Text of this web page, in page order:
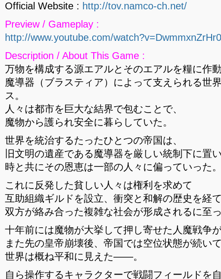
Official Website : http://tov.namco-ch.net/
Preview / Gameplay :
http://www.youtube.com/watch?v=DwmmxnZrHr0
Description / About This Game :
万物を構成する源エアルとそのエアルを糧に作
魔導器（ブラスティア）によって支えられる世
ス。
人々は都市を巨大な結界で包むことで、
魔物から護られ安全に暮らしていた。
世界を統治するたったひとつの帝国は、
旧文明の遺産である魔導器を厳しい統制下に置
時と共にその恩恵は一部の人々に偏っていった
これに反発した貧しい人々は権利を求めて
互助組織ギルドを設立、衝突と和解の歴史を経
双方が絡み合った複雑な社会が形成されるに至
十年前には魔物が大挙して押し寄せた人魔戦争
また先の皇帝崩壊後、帝国では空位状態が続い
世界は概ね平和に見えた――。
自ら操作するキャラクターで戦闘フィールドを